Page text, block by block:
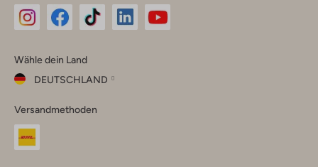
Instagram
Facebook
TikTok
Wähle dein Land
DEUTSCHLAND
dein
Land
Versandmethoden